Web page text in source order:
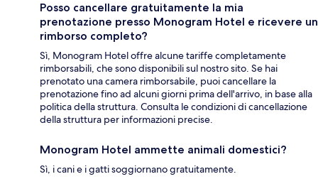
Posso cancellare gratuitamente la mia
prenotazione presso Monogram Hotel e ricevere un
rimborso completo?
Sì, Monogram Hotel offre alcune tariffe completamente
rimborsabili, che sono disponibili sul nostro sito. Se hai
prenotato una camera rimborsabile, puoi cancellare la
prenotazione fino ad alcuni giorni prima dell'arrivo, in base alla
politica della struttura. Consulta le condizioni di cancellazione
della struttura per informazioni precise.
Monogram Hotel ammette animali domestici?
Sì, i cani e i gatti soggiornano gratuitamente.